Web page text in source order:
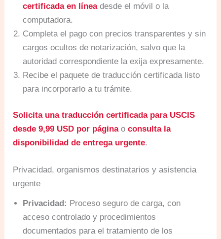
certificada en líneadesde el móvil o la
computadora.
Completa el pago con precios transparentes y sin
cargos ocultos de notarización, salvo que la
autoridad correspondiente la exija expresamente.
Recibe el paquete de traducción certificada listo
para incorporarlo a tu trámite.
Solicita una traducción certificada para USCIS
desde 9,99 USD por páginaoconsulta la
disponibilidad de entrega urgente.
Privacidad, organismos destinatarios y asistencia
urgente
Privacidad: Proceso seguro de carga, con
acceso controlado y procedimientos
documentados para el tratamiento de los